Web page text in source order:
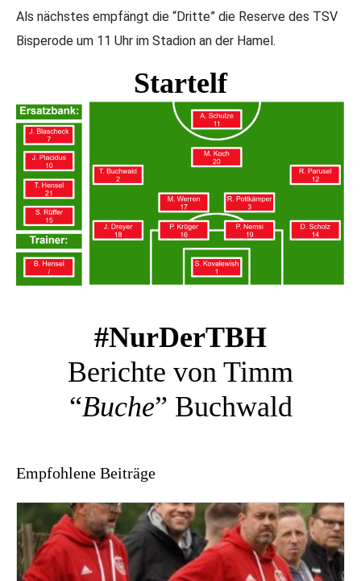
Als nächstes empfängt die “Dritte” die Reserve des TSV
Bisperode um 11 Uhr im Stadion an der Hamel.
Startelf
#NurDerTBH
Berichte von Timm
“Buche” Buchwald
Empfohlene Beiträge